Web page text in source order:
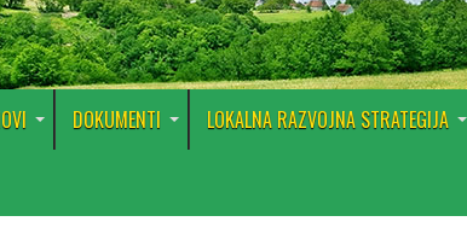
DOKUMENTI LOKALNA RAZVOJNA STRATEGIJA